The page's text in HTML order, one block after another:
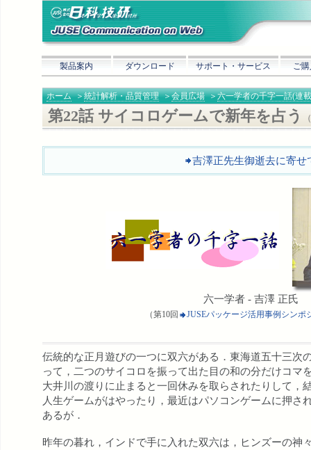
ホーム ＞統計解析・品質管理 ＞会員広場 ＞六一学者の千字一話(連
第22話 サイコロゲームで新年を占う
吉澤正先生御逝去に寄せ
六一学者 - 吉澤 正氏
（第10回 JUSEパッケージ活用事例シンポ
伝統的な正月遊びの一つに双六がある．東海道五十三次
って，二つのサイコロを振って出た目の和の分だけコマ
大井川の渡りに止まると一回休みを取らされたりして，
人生ゲームがはやったり，最近はパソコンゲームに押さ
あるが．
昨年の暮れ，インドで手に入れた双六は，ヒンズーの神
製品案内 ダウンロード サポート・サービス ご